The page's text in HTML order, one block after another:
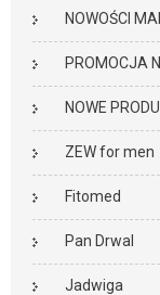
NOWOŚCI
PROMOCJA
NOWE
ZEW for men
Fitomed
Pan Drwal
Jadwiga